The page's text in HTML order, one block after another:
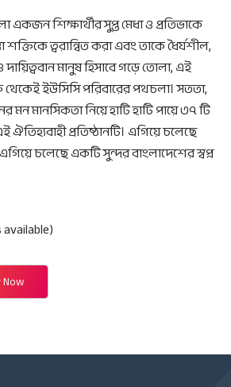
শিক্ষার্থীর সুপ্ত মেধা ও প্রতিভাকে
ত্বরান্বিত করা এবং তাকে ধৈর্যশীল,
মানুষ হিসাবে গড়ে তোলা, এই
থেকেই ইউসিসি পরিবারের পথচলা। সততা,
মন মানসিকতা নিয়ে হাটি হাটি পায়ে ৩৭ টি
প্রতিষ্ঠানটি। এগিয়ে চলেছে
এগিয়ে চলেছে একটি সুন্দর বাংলাদেশের স্বপ্ন